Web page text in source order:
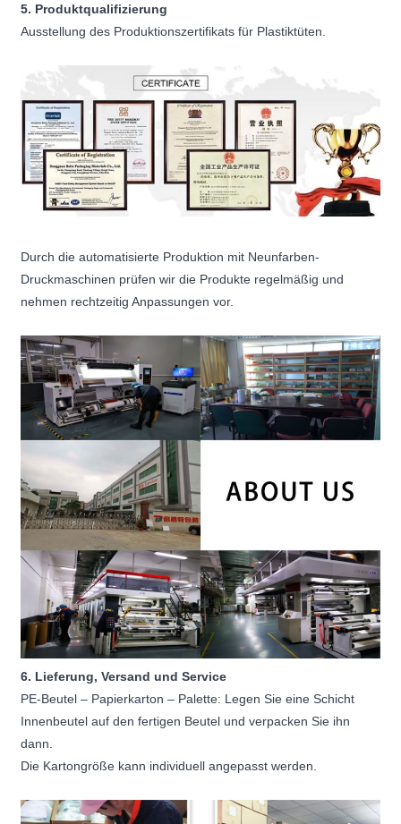
5. Produktqualifizierung
Ausstellung des Produktionszertifikats für Plastiktüten.
Durch die automatisierte Produktion mit Neunfarben-
Druckmaschinen prüfen wir die Produkte regelmäßig und
nehmen rechtzeitig Anpassungen vor.
6. Lieferung, Versand und Service
PE-Beutel – Papierkarton – Palette: Legen Sie eine Schicht
Innenbeutel auf den fertigen Beutel und verpacken Sie ihn
dann.
Die Kartongröße kann individuell angepasst werden.